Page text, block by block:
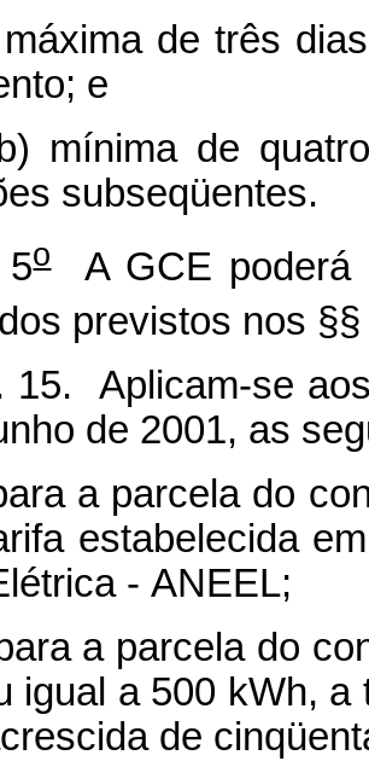
de três dias,
e
de quatro
subseqüentes.
oA GCE poderá
previstos nos §§
Aplicam-se aos
de 2001, as
parcela do
estabelecida
- ANEEL;
a parcela do
igual a 500 kWh,
de